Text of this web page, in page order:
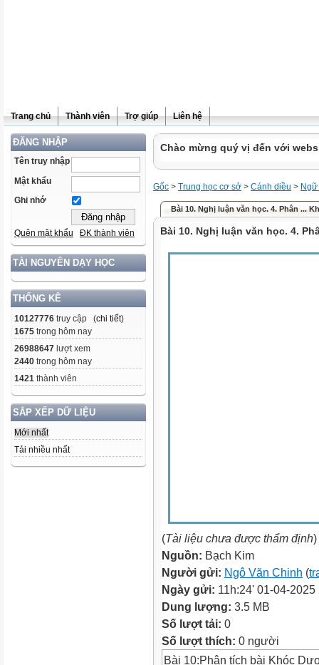
Trang chủ Thành viên Trợ giúp Liên hệ
ĐĂNG NHẬP
Tên truy nhập
Mật khẩu
Ghi nhớ
Quên mật khẩu ĐK thành viên
TÀI NGUYÊN DẠY HỌC
THỐNG KÊ
10127776 truy cập (chi tiết)
1675 trong hôm nay
26988647 lượt xem
2440 trong hôm nay
1421 thành viên
SẮP XẾP DỮ LIỆU
Mới nhất
Tải nhiều nhất
Chào mừng quý vị đến với
Gốc > Trung học cơ sở > Cánh diều >
Bài 10. Nghị luận văn học. 4. Phân ...
Bài 10. Nghị luận văn học. 4.
(Tài liệu chưa được thẩm định)
Nguồn: Bạch Kim
Người gửi: Ngô Văn Chinh (
Ngày gửi: 11h:24' 01-04-2025
Dung lượng: 3.5 MB
Số lượt tải: 0
Số lượt thích: 0 người
Bài 10:Phân tích bài Khóc